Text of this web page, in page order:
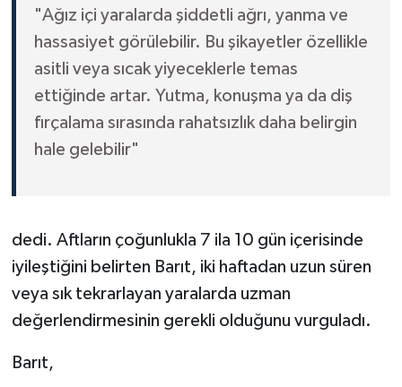
"Ağız içi yaralarda şiddetli ağrı, yanma ve
hassasiyet görülebilir. Bu şikayetler özellikle
asitli veya sıcak yiyeceklerle temas
ettiğinde artar. Yutma, konuşma ya da diş
fırçalama sırasında rahatsızlık daha belirgin
hale gelebilir"
dedi. Aftların çoğunlukla 7 ila 10 gün içerisinde
iyileştiğini belirten Barıt, iki haftadan uzun süren
veya sık tekrarlayan yaralarda uzman
değerlendirmesinin gerekli olduğunu vurguladı.
Barıt,